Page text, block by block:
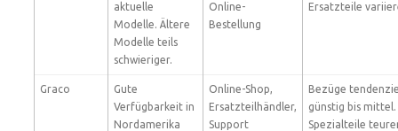
aktuelle
Modelle. Ältere
Modelle teils
schwieriger.
Online-
Bestellung
Ersatzteile
Graco
Gute
Verfügbarkeit in
Nordamerika
Online-Shop,
Ersatzteilhändler,
Support
Bezüge
günstig bis mittel.
Spezialteile